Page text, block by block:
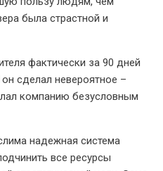
была страстной и
фактически за 90 дней
сделал невероятное –
компанию безусловным
надежная система
все ресурсы